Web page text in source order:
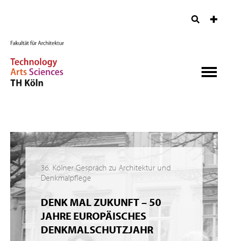
36. Kölner Gespräch zu Architektur und
Denkmalpflege
DENK MAL ZUKUNFT – 50
JAHRE EUROPÄISCHES
DENKMALSCHUTZJAHR